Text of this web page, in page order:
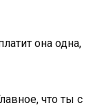
она одна,
что ты с